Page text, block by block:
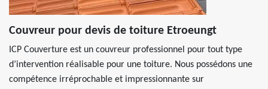
Couvreur pour devis de toiture Etroeungt
ICP Couverture est un couvreur professionnel pour tout type
d’intervention réalisable pour une toiture. Nous possédons une
compétence irréprochable et impressionnante sur